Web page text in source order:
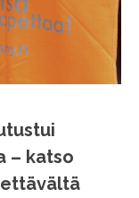
– katso